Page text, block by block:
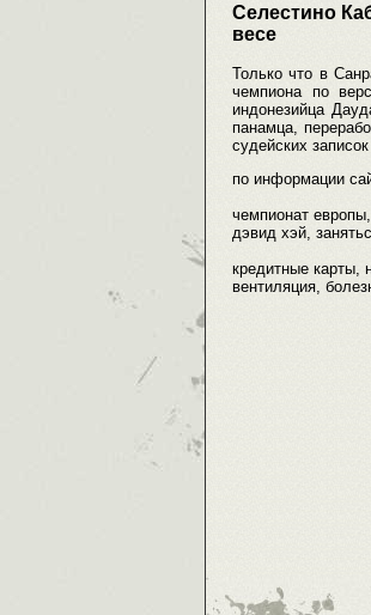
Cелестино
весе
Только что в
чемпиона по
индонезийца
панамца,
судейских
по информации
чемпионат
дэвид хэй,
кредитные карты,
вентиляция,